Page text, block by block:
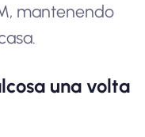
mantenendo
una volta